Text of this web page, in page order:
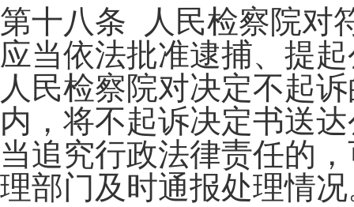
第十八条 人民检察院对
应当依法批准逮捕、提
人民检察院对决定不起
内，将不起诉决定书送
当追究行政法律责任的
理部门及时通报处理情